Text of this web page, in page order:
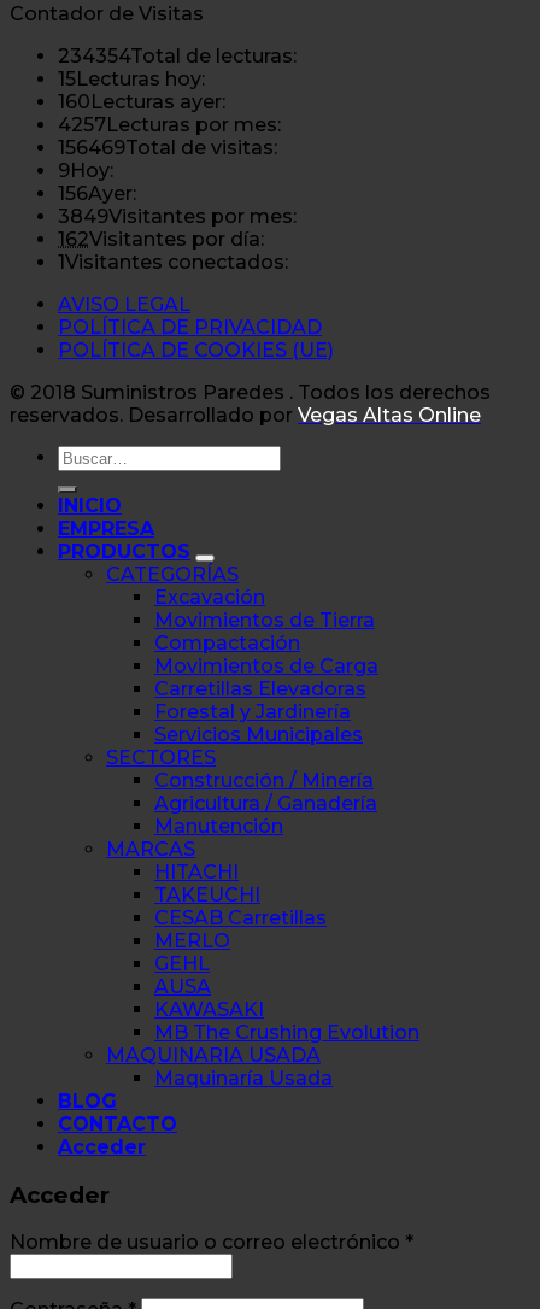
Contador de Visitas
234354Total de lecturas:
15Lecturas hoy:
160Lecturas ayer:
4257Lecturas por mes:
156469Total de visitas:
9Hoy:
156Ayer:
3849Visitantes por mes:
162Visitantes por día:
1Visitantes conectados:
AVISO LEGAL
POLÍTICA DE PRIVACIDAD
POLÍTICA DE COOKIES (UE)
© 2018 Suministros Paredes . Todos los derechos
reservados. Desarrollado por Vegas Altas Online
Buscar
por:
INICIO
EMPRESA
PRODUCTOS
CATEGORÍAS
Excavación
Movimientos de Tierra
Compactación
Movimientos de Carga
Carretillas Elevadoras
Forestal y Jardinería
Servicios Municipales
SECTORES
Construcción / Minería
Agricultura / Ganadería
Manutención
MARCAS
HITACHI
TAKEUCHI
CESAB Carretillas
MERLO
GEHL
AUSA
KAWASAKI
MB The Crushing Evolution
MAQUINARIA USADA
Maquinaría Usada
BLOG
CONTACTO
Acceder
Acceder
Nombre de usuario o correo electrónico *